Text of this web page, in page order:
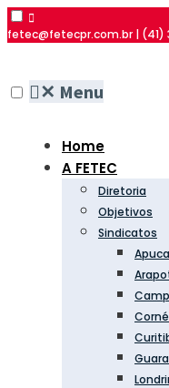
fetec@fetecpr.com.br | (41)
✕ Menu
Home
A FETEC
Diretoria
Objetivos
Sindicatos